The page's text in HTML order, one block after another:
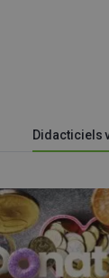
Didacticiels